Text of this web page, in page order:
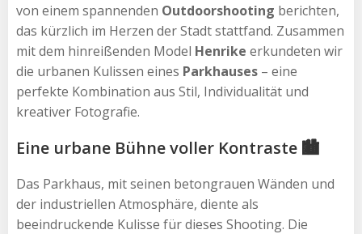
von einem spannenden Outdoorshooting berichten,
das kürzlich im Herzen der Stadt stattfand. Zusammen
mit dem hinreißenden Model Henrike erkundeten wir
die urbanen Kulissen eines Parkhauses – eine
perfekte Kombination aus Stil, Individualität und
kreativer Fotografie.
Eine urbane Bühne voller Kontraste 🏙️
Das Parkhaus, mit seinen betongrauen Wänden und
der industriellen Atmosphäre, diente als
beeindruckende Kulisse für dieses Shooting. Die